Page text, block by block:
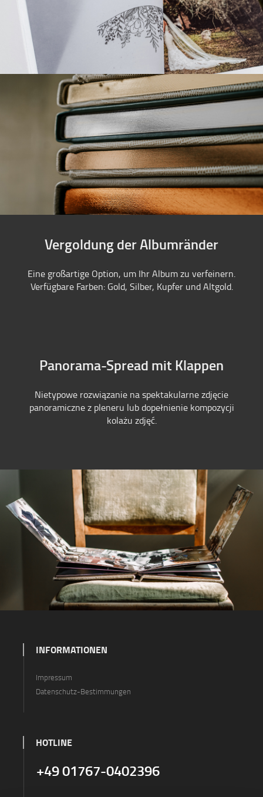
Vergoldung der Albumränder
Eine großartige Option, um Ihr Album zu verfeinern.
Verfügbare Farben: Gold, Silber, Kupfer und Altgold.
Panorama-Spread mit Klappen
Nietypowe rozwiązanie na spektakularne zdjęcie
panoramiczne z pleneru lub dopełnienie kompozycji
kolażu zdjęć.
INFORMATIONEN
Impressum
Datenschutz-Bestimmungen
HOTLINE
+49 01767-0402396